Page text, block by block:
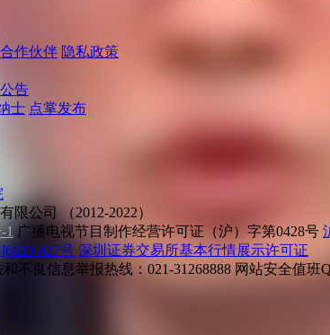
合作伙伴 隐私政策
公告
士 点掌发布
限公司 （2012-2022）
1 广播电视节目制作经营许可证（沪）字第0428号
427号 深圳证券交易所基本行情展示许可证
不良信息举报热线：021-31268888 网站安全值班